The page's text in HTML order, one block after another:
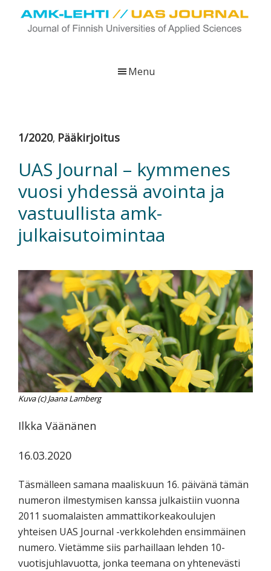
viestittää
tutkimus-,
kehittämis-
innovaatiotoiminnasta
sekä
ammattikorkeakoulutusta
tutkimuksesta
kaikille
kiinnostuneille.
Menu
1/2020, Pääkirjoitus
UAS Journal – kymmenes
vuosi yhdessä avointa ja
vastuullista amk-
julkaisutoimintaa
Kuva (c) Jaana Lamberg
Ilkka Väänänen
16.03.2020
Täsmälleen samana maaliskuun 16. päivänä tämän
numeron ilmestymisen kanssa julkaistiin vuonna
2011 suomalaisten ammattikorkeakoulujen
yhteisen UAS Journal -verkkolehden ensimmäinen
numero. Vietämme siis parhaillaan lehden 10-
vuotisjuhlavuotta, jonka teemana on yhtenevästi